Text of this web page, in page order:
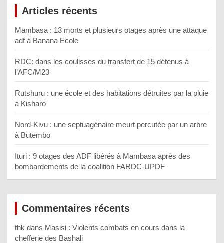
Articles récents
Mambasa : 13 morts et plusieurs otages après une attaque
adf à Banana Ecole
RDC: dans les coulisses du transfert de 15 détenus à
l’AFC/M23
Rutshuru : une école et des habitations détruites par la pluie
à Kisharo
Nord-Kivu : une septuagénaire meurt percutée par un arbre
à Butembo
Ituri : 9 otages des ADF libérés à Mambasa après des
bombardements de la coalition FARDC-UPDF
Commentaires récents
thk dans Masisi : Violents combats en cours dans la
chefferie des Bashali